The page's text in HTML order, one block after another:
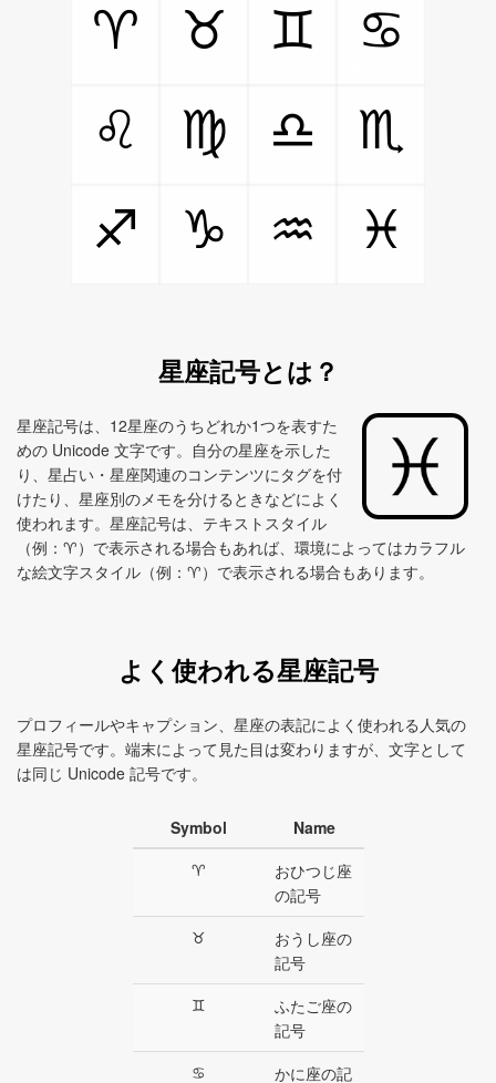
♈ ♉ ♊
♋
♌
♍ ♎
♏
♐
♑ ♒ ♓
星座記号とは？
星座記号は、12星座のうちどれか1つを表すた
めの Unicode 文字です。自分の星座を示した
り、星占い・星座関連のコンテンツにタグを付
けたり、星座別のメモを分けるときなどによく
使われます。星座記号は、テキストスタイル
（例：♈︎）で表示される場合もあれば、環境によってはカラフル
な絵文字スタイル（例：♈）で表示される場合もあります。
よく使われる星座記号
プロフィールやキャプション、星座の表記によく使われる人気の
星座記号です。端末によって見た目は変わりますが、文字として
は同じ Unicode 記号です。
Symbol
Name
♈︎
おひつじ座
の記号
♉︎
おうし座の
記号
♊︎
ふたご座の
記号
♋︎
かに座の記